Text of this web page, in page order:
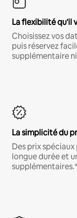
La flexibilité qu'il
Choisissez vos
puis réservez
supplémentaire
La simplicité du
Des prix
longue durée et
supplémentaires.*